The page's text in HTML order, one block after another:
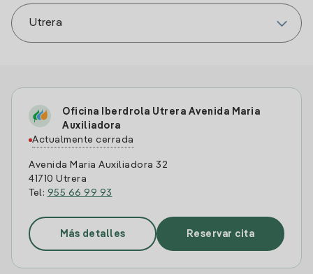
Oficina Iberdrola Utrera Avenida Maria
Auxiliadora
Actualmente cerrada
Avenida Maria Auxiliadora 32
41710 Utrera
Tel: 955 66 99 93
Más detalles Reservar cita